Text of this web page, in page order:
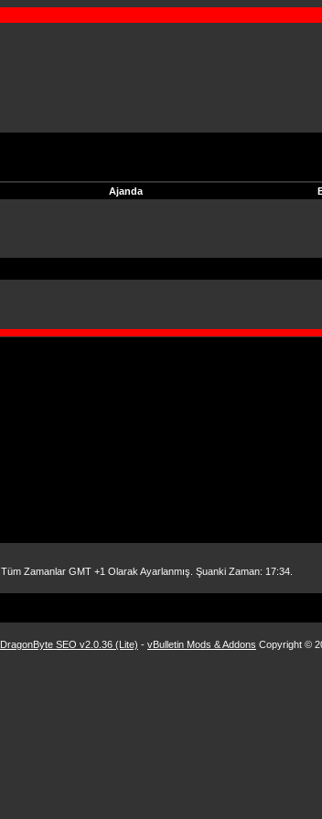
Ajanda
Tüm Zamanlar GMT +1 Olarak Ayarlanmış. Şuanki Zaman: 17:34.
DragonByte SEO v2.0.36 (Lite) - vBulletin Mods & Addons Copyright ©